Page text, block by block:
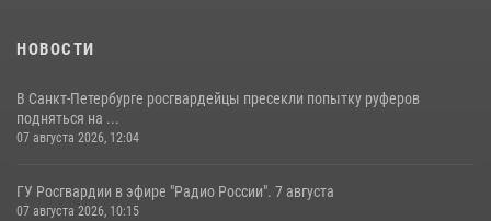
НОВОСТИ
В Санкт-Петербурге росгвардейцы пресекли попытку руферов
подняться на ...
07 августа 2026, 12:04
ГУ Росгвардии в эфире "Радио России". 7 августа
07 августа 2026, 10:15